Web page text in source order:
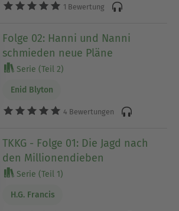
1 Bewertung
Folge 02: Hanni und Nanni
schmieden neue Pläne
Serie (Teil 2)
Enid Blyton
4 Bewertungen
TKKG - Folge 01: Die Jagd nach
den Millionendieben
Serie (Teil 1)
H.G. Francis